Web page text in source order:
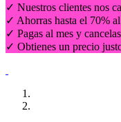
✓ Nuestros clientes nos
✓ Ahorras hasta el 70%
✓ Pagas al mes y
✓ Obtienes un precio